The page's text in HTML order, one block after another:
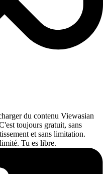
du contenu Viewasian
toujours gratuit, sans
et sans limitation.
Tu es libre.